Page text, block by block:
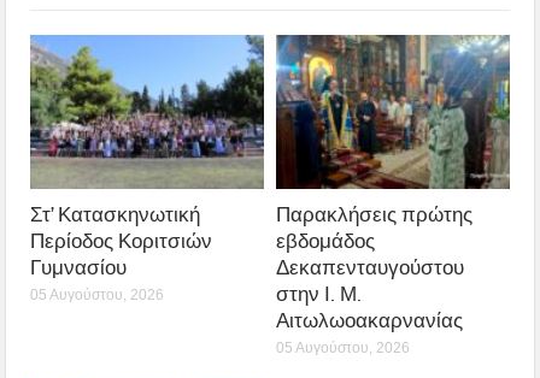
Στ’ Κατασκηνωτική
Περίοδος Κοριτσιών
Γυμνασίου
05 Αυγούστου, 2026
Παρακλήσεις πρώτης
εβδομάδος
Δεκαπενταυγούστου
στην Ι. Μ.
Αιτωλωοακαρνανίας
05 Αυγούστου, 2026